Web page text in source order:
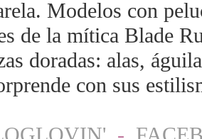
Modelos con
de la mítica Blade
doradas: alas,
con sus
-